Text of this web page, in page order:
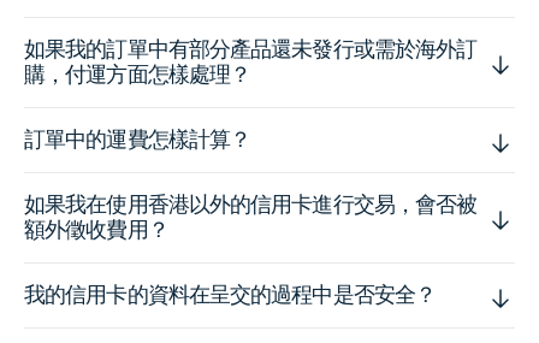
如果我的訂單中有部分產品還未發行或需於海外訂
購，付運方面怎樣處理？
訂單中的運費怎樣計算？
如果我在使用香港以外的信用卡進行交易，會否被
額外徵收費用？
我的信用卡的資料在呈交的過程中是否安全？